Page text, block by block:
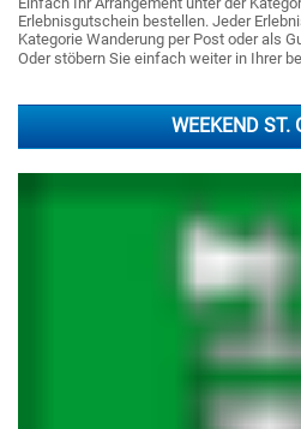
Erlebnisgutschein bestellen. Jeder
Kategorie Wanderung per Post oder als
Oder stöbern Sie einfach weiter in Ihrer
WEEKEND ST.